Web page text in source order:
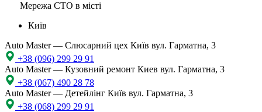
Мережа СТО в місті
Київ
Auto Master — Слюсарний цех Київ вул. Гарматна, 3
+38 (096) 299 29 91
Auto Master — Кузовний ремонт Киев вул. Гарматна, 3
+38 (067) 490 28 78
Auto Master — Детейлінг Київ вул. Гарматна, 3
+38 (068) 299 29 91